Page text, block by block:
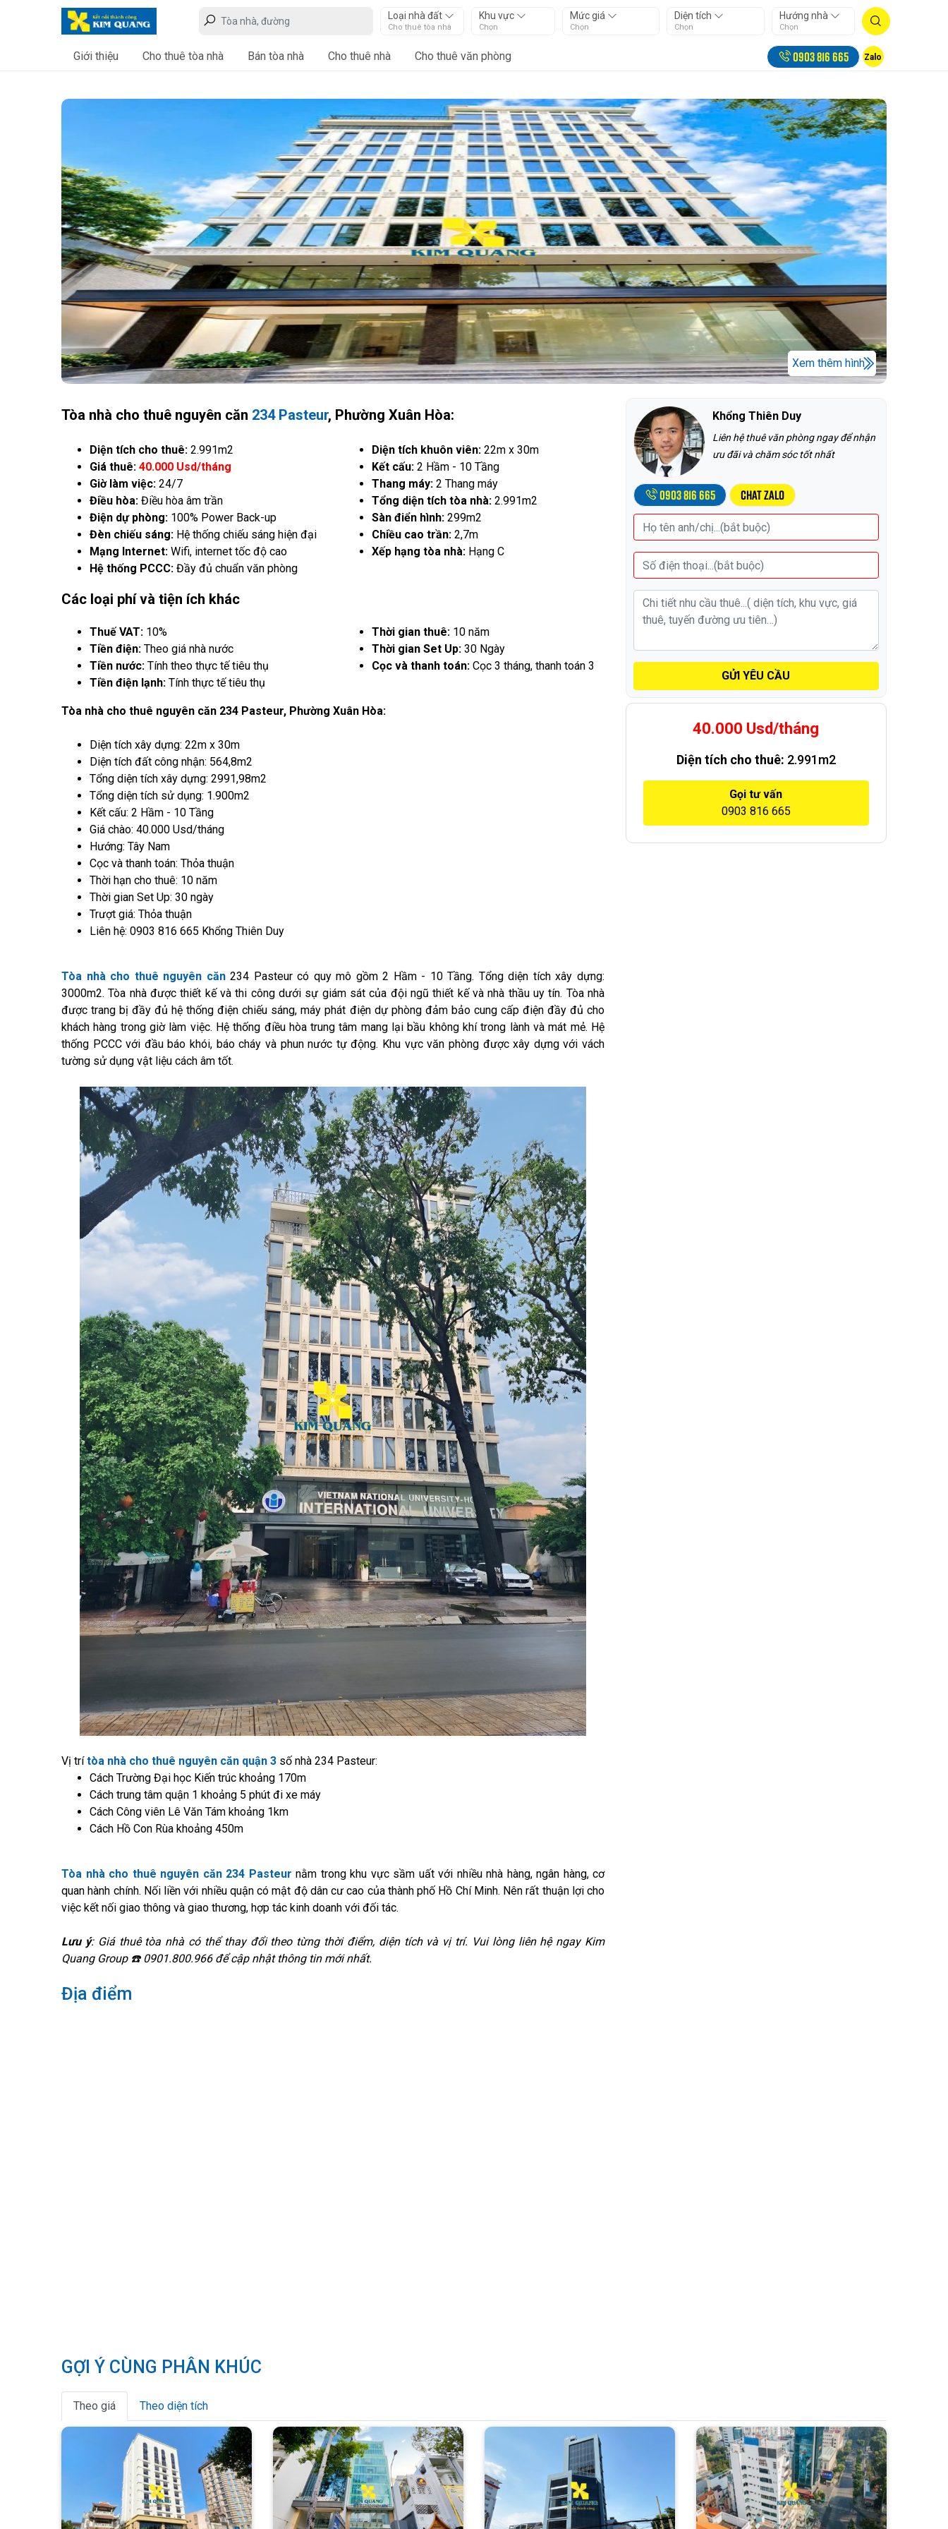
Loại nhà đất
Cho thuê tòa nhà
Khu vực
Chọn
Mức giá
Chọn
Diện tích
Chọn
Hướng nhà
Chọn
Giới thiệu Cho thuê tòa nhà Bán tòa nhà Cho thuê nhà Cho thuê văn phòng 0903 816 665 Zalo
Xem thêm hình
Tòa nhà cho thuê nguyên căn 234 Pasteur, Phường Xuân Hòa:
Diện tích cho thuê: 2.991m2
Giá thuê: 40.000 Usd/tháng
Giờ làm việc: 24/7
Điều hòa: Điều hòa âm trần
Điện dự phòng: 100% Power Back-up
Đèn chiếu sáng: Hệ thống chiếu sáng hiện đại
Mạng Internet: Wifi, internet tốc độ cao
Hệ thống PCCC: Đầy đủ chuẩn văn phòng
Diện tích khuôn viên: 22m x 30m
Kết cấu: 2 Hầm - 10 Tầng
Thang máy: 2 Thang máy
Tổng diện tích tòa nhà: 2.991m2
Sàn điển hình: 299m2
Chiều cao trần: 2,7m
Xếp hạng tòa nhà: Hạng C
Các loại phí và tiện ích khác
Thuế VAT: 10%
Tiền điện: Theo giá nhà nước
Tiền nước: Tính theo thực tế tiêu thụ
Tiền điện lạnh: Tính thực tế tiêu thụ
Thời gian thuê: 10 năm
Thời gian Set Up: 30 Ngày
Cọc và thanh toán: Cọc 3 tháng, thanh toán 3
Khổng Thiên Duy
Liên hệ thuê văn phòng ngay để nhận
ưu đãi và chăm sóc tốt nhất
0903 816 665 Chat Zalo
GỬI YÊU CẦU
Tòa nhà cho thuê nguyên căn 234 Pasteur, Phường Xuân Hòa:
Diện tích xây dựng: 22m x 30m
Diện tích đất công nhận: 564,8m2
Tổng diện tích xây dựng: 2991,98m2
Tổng diện tích sử dụng: 1.900m2
Kết cấu: 2 Hầm - 10 Tầng
Giá chào: 40.000 Usd/tháng
Hướng: Tây Nam
Cọc và thanh toán: Thỏa thuận
Thời hạn cho thuê: 10 năm
Thời gian Set Up: 30 ngày
Trượt giá: Thỏa thuận
Liên hệ: 0903 816 665 Khổng Thiên Duy
Tòa nhà cho thuê nguyên căn234 Pasteur có quy mô gồm 2 Hầm - 10 Tầng. Tổng diện tích xây dựng:
3000m2. Tòa nhà được thiết kế và thi công dưới sự giám sát của đội ngũ thiết kế và nhà thầu uy tín. Tòa nhà
được trang bị đầy đủ hệ thống điện chiếu sáng, máy phát điện dự phòng đảm bảo cung cấp điện đầy đủ cho
khách hàng trong giờ làm việc. Hệ thống điều hòa trung tâm mang lại bầu không khí trong lành và mát mẻ. Hệ
thống PCCC với đầu báo khói, báo cháy và phun nước tự động. Khu vực văn phòng được xây dựng với vách
tường sử dụng vật liệu cách âm tốt.
Vị trítòa nhà cho thuê nguyên căn quận 3 số nhà 234 Pasteur:
Cách Trường Đại học Kiến trúc khoảng 170m
Cách trung tâm quận 1 khoảng 5 phút đi xe máy
Cách Công viên Lê Văn Tám khoảng 1km
Cách Hồ Con Rùa khoảng 450m
Tòa nhà cho thuê nguyên căn 234 Pasteur nằm trong khu vực sầm uất với nhiều nhà hàng, ngân hàng, cơ
quan hành chính. Nối liền với nhiều quận có mật độ dân cư cao của thành phố Hồ Chí Minh. Nên rất thuận lợi cho
việc kết nối giao thông và giao thương, hợp tác kinh doanh với đối tác.
Lưu ý: Giá thuê tòa nhà có thể thay đổi theo từng thời điểm, diện tích và vị trí. Vui lòng liên hệ ngay Kim
Quang Group ☎️ 0901.800.966 để cập nhật thông tin mới nhất.
40.000 Usd/tháng
Diện tích cho thuê: 2.991m2
Gọi tư vấn
0903 816 665
Địa điểm
GỢI Ý CÙNG PHÂN KHÚC
Theo giá Theo diện tích